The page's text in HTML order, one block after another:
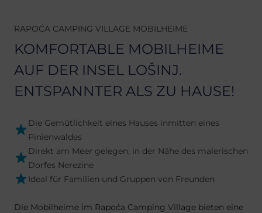
RAPOĆA CAMPING VILLAGE MOBILHEIME
KOMFORTABLE MOBILHEIME
AUF DER INSEL LOŠINJ.
ENTSPANNTER ALS ZU HAUSE!
Die Gemütlichkeit eines Hauses inmitten eines
Pinienwaldes
Direkt am Meer gelegen, in der Nähe des malerischen
Dorfes Nerezine
Ideal für Familien und Gruppen von Freunden
Die Mobilheime im Rapoća Camping Village bieten eine